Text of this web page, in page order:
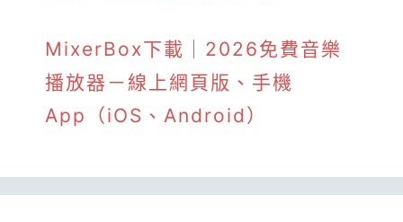
MixerBox下載｜2026免費音樂
播放器－線上網頁版、手機
App（iOS、Android）